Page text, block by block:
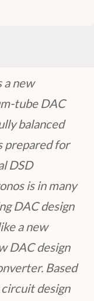
a new
tube DAC
balanced
prepared for
DSD
is in many
DAC design
a new
DAC design
Based
design